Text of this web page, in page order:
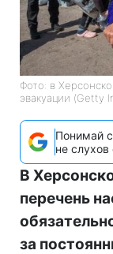
Фото: в
эвакуации (Getty
Понимай
не слухов
В
перечень
за